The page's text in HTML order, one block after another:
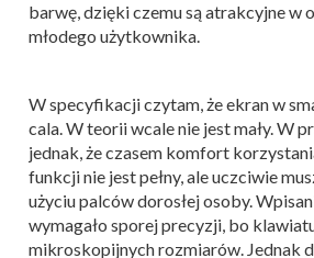
barwę, dzięki czemu są atrakcyjne w
młodego użytkownika.
W specyfikacji czytam, że ekran w
cala. W teorii wcale nie jest mały. W
jednak, że czasem komfort
funkcji nie jest pełny, ale uczciwie
użyciu palców dorosłej osoby.
wymagało sporej precyzji, bo
mikroskopijnych rozmiarów. Jednak